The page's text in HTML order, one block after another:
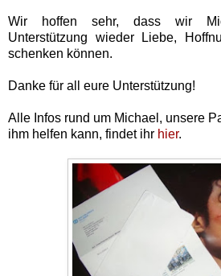
Wir hoffen sehr, dass wir
Unterstützung wieder Liebe,
schenken können.
Danke für all eure Unterstützung!
Alle Infos rund um Michael, unsere
ihm helfen kann, findet ihr hier.